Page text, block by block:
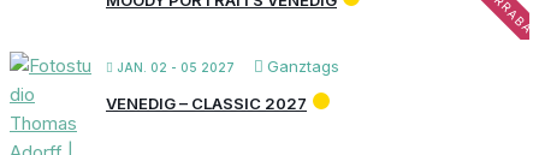
JAN. 02 - 05 2027
Ganztags
VENEDIG – CLASSIC 2027